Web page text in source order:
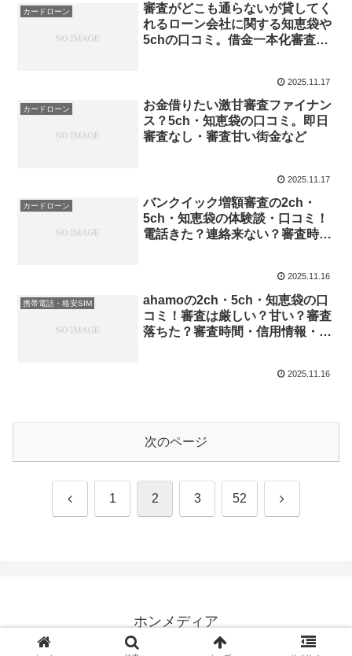
カードローン
審査がどこも通らないが貸してく
れるローン会社に関する知恵袋や
5chの口コミ。借金一本化審査通
2025.11.17
カードローン
お金借りたい激甘審査ファイナン
ス？5ch・知恵袋の口コミ。即日
審査なし・審査甘い街金など
2025.11.17
カードローン
バンクイック増額審査の2ch・
5ch・知恵袋の体験談・口コミ！
電話きた？連絡来ない？審査時間
2025.11.16
携帯電話・格安SIM
ahamoの2ch・5ch・知恵袋の口
コミ！審査は厳しい？甘い？審査
落ちた？審査時間・信用情報・分
2025.11.16
次のページ
前 1 2 3 52 次
ホンメディア
© 2024 ホンメディア.